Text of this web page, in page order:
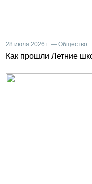
28 июля 2026 г. — Общество
Как прошли Летние